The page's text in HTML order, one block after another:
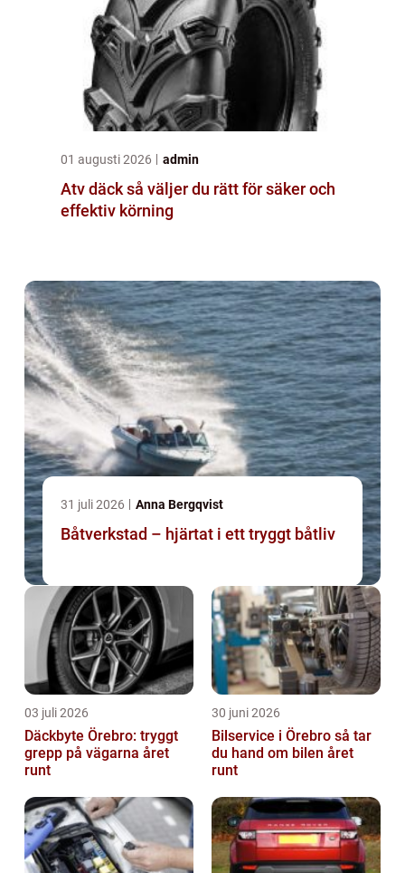
01 augusti 2026 admin
Atv däck så väljer du rätt för säker och
effektiv körning
31 juli 2026 Anna Bergqvist
Båtverkstad – hjärtat i ett tryggt båtliv
03 juli 2026
Däckbyte Örebro: tryggt
grepp på vägarna året
runt
30 juni 2026
Bilservice i Örebro så tar
du hand om bilen året
runt